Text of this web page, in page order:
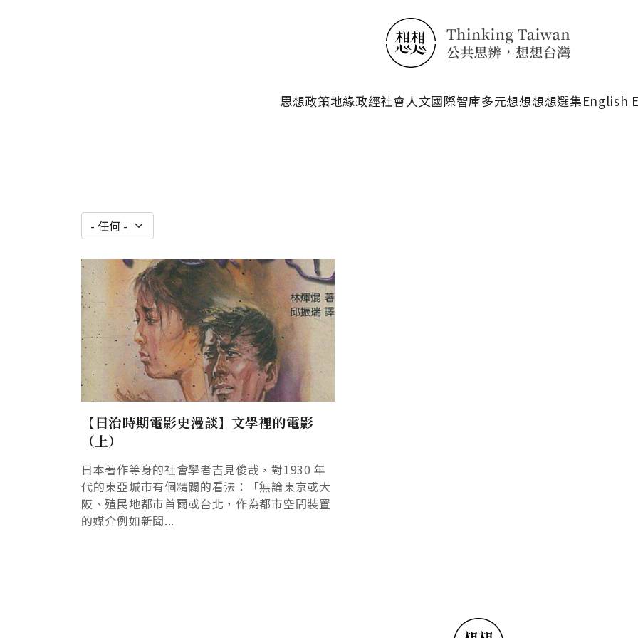
思想政策地緣政經社會人文國際智庫多元想想想想選集English
【日治時期電影史漫談】文學裡的電影
（上）
日本著作等身的社會學者吉見俊哉，對1930 年
代的東亞城市有個精闢的看法：「無論東京或大
阪、殖民地都市首爾或台北，作為都市空間裝置
的媒介例如新聞...